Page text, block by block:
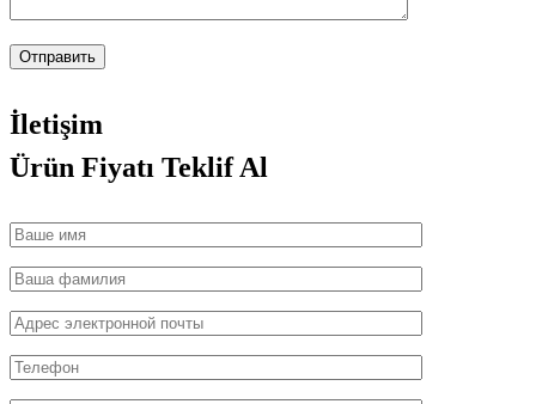
İletişim
Ürün Fiyatı Teklif Al